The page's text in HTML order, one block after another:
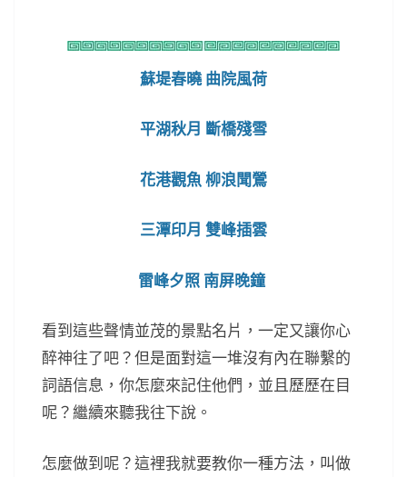
蘇堤春曉 曲院風荷
平湖秋月 斷橋殘雪
花港觀魚 柳浪聞鶯
三潭印月 雙峰插雲
雷峰夕照 南屏晚鐘
看到這些聲情並茂的景點名片，一定又讓你心
醉神往了吧？但是面對這一堆沒有內在聯繫的
詞語信息，你怎麼來記住他們，並且歷歷在目
呢？繼續來聽我往下說。
怎麼做到呢？這裡我就要教你一種方法，叫做